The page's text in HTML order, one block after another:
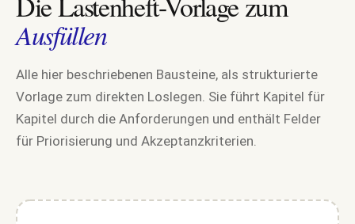
Ausfüllen
Alle hier beschriebenen Bausteine, als strukturierte
Vorlage zum direkten Loslegen. Sie führt Kapitel für
Kapitel durch die Anforderungen und enthält Felder
für Priorisierung und Akzeptanzkriterien.